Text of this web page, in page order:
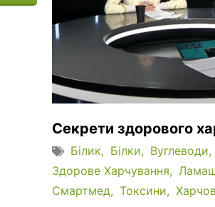
Секрети здорового
Білик Білки Вуглеводи
Здорове Харчування
Смартмед
Токсини